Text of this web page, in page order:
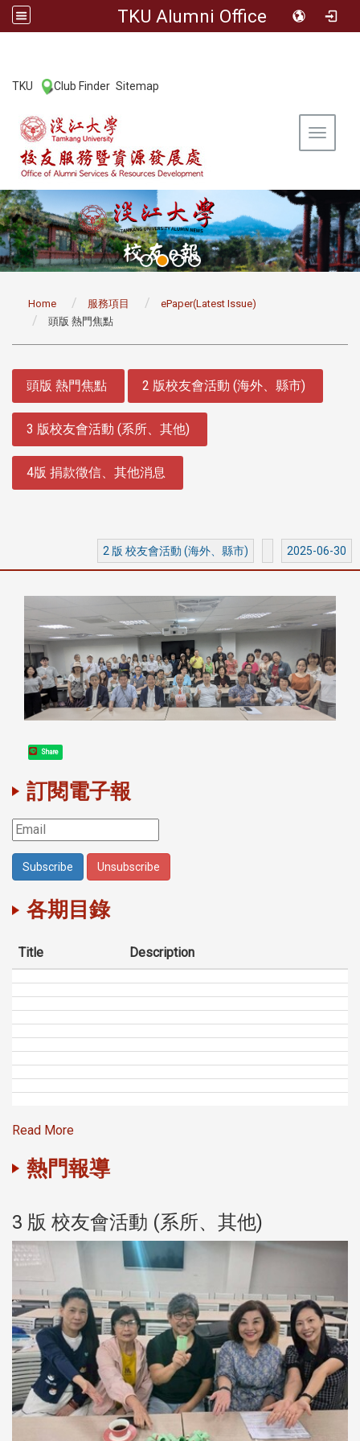
TKU Alumni Office
TKU Club Finder Sitemap
Toggle
Home 服務項目
ePaper(Latest Issue)
頭版 熱門焦點
頭版 熱門焦點 2 版校友會活動 (海外、縣市)
3 版校友會活動 (系所、其他)
4版 捐款徵信、其他消息
2 版 校友會活動 (海外、縣市) 2025-06-30
Share
訂閱電子報
各期目錄
Title Description
Read More
熱門報導
3 版 校友會活動 (系所、其他)